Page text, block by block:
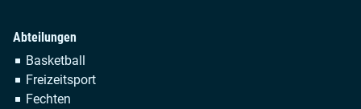
Abteilungen
Navigation
überspringen
Basketball
Freizeitsport
Fechten